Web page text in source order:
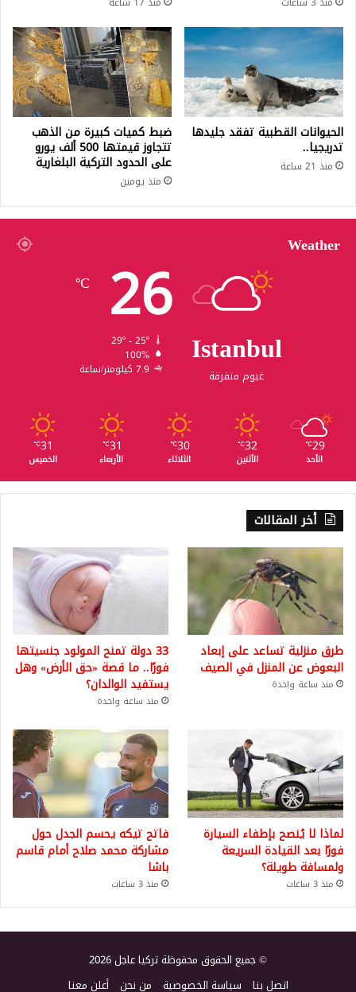
الحيوانات القطبية تفقد جليدها
تدريجيا..
منذ 21 ساعة
ضبط كميات كبيرة من الذهب
تتجاوز قيمتها 500 ألف يورو
على الحدود التركية البلغارية
منذ يومين
Weather
Istanbul
غيوم متفرقة
26
℃
29º - 25º
100%
7.9 كيلومتر/ساعة
29
℃
الأحد
32
℃
الأثنين
30
℃
الثلاثاء
31
℃
الأربعاء
31
℃
الخميس
أخر المقالات
طرق منزلية تساعد على إبعاد
البعوض عن المنزل في الصيف
منذ ساعة واحدة
33 دولة تمنح المولود جنسيتها
فورًا.. ما قصة «حق الأرض» وهل
يستفيد الوالدان؟
منذ ساعة واحدة
لماذا لا يُنصح بإطفاء السيارة
فورًا بعد القيادة السريعة
ولمسافة طويلة؟
منذ 3 ساعات
فاتح تيكه يحسم الجدل حول
مشاركة محمد صلاح أمام قاسم
باشا
منذ 3 ساعات
© جميع الحقوق محفوظة تركيا عاجل 2026
اتصل بنا سياسة الخصوصية من نحن أعلن معنا